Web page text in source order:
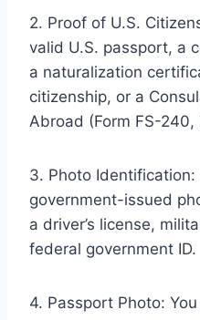
2. Proof of U.S.
valid U.S. passport, a
a naturalization
citizenship, or a
Abroad (Form FS-
3. Photo
government-issued
a driver’s license,
federal government ID.
4. Passport Photo: